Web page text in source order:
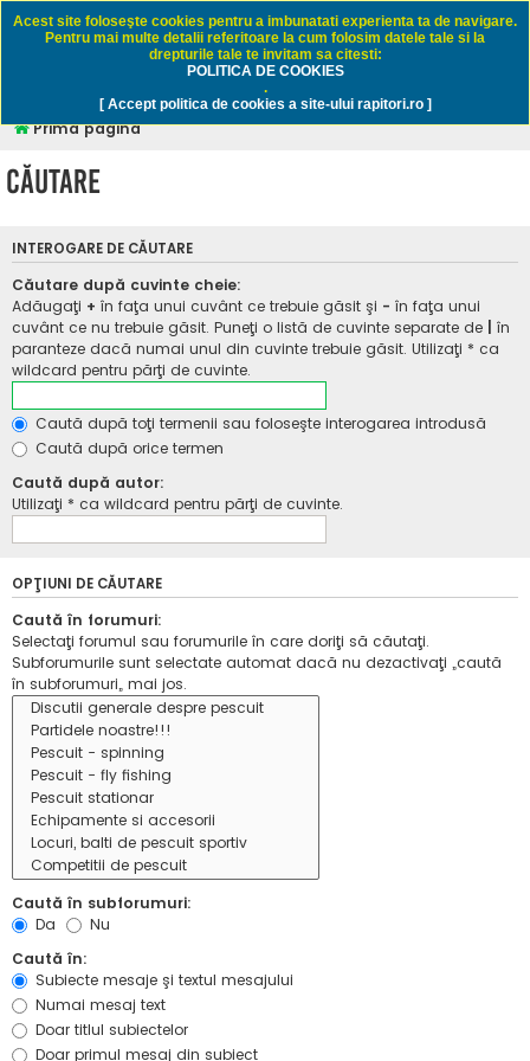
Rapitori.ro - Pescuit sportiv
Prima pagină
Căutare
INTEROGARE DE CĂUTARE
Căutare după cuvinte cheie:
Adăugaţi + în faţa unui cuvânt ce trebuie găsit şi - în faţa unui
cuvânt ce nu trebuie găsit. Puneţi o listă de cuvinte separate de
în
paranteze dacă numai unul din cuvinte trebuie găsit. Utilizaţi * ca
wildcard pentru părţi de cuvinte.
Caută după toţi termenii sau foloseşte interogarea introdusă
Caută după orice termen
Caută după autor:
Utilizaţi * ca wildcard pentru părţi de cuvinte.
OPŢIUNI DE CĂUTARE
Caută în forumuri:
Selectaţi forumul sau forumurile în care doriţi să căutaţi.
Subforumurile sunt selectate automat dacă nu dezactivaţi „caută
în subforumuri„ mai jos.
Caută în subforumuri:
Da
Nu
Caută în:
Subiecte mesaje şi textul mesajului
Numai mesaj text
Doar titlul subiectelor
Doar primul mesaj din subiect
Acest site foloseşte cookies pentru a imbunatati experienta ta de navigare.
Pentru mai multe detalii referitoare la cum folosim datele tale si la
drepturile tale te invitam sa citesti:
POLITICA DE COOKIES
.
[ Accept politica de cookies a site-ului rapitori.ro ]